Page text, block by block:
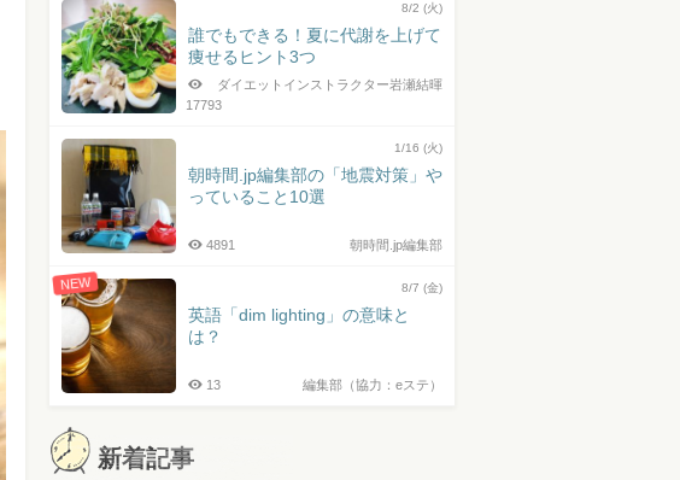
8/2 (火)
誰でもできる！夏に代謝を上げて
痩せるヒント3つ
ダイエットインストラクター岩瀬結暉
17793
1/16 (火)
朝時間.jp編集部の「地震対策」や
っていること10選
朝時間.jp編集部
4891
NEW 8/7 (金)
英語「dim lighting」の意味と
は？
編集部（協力：eステ）
13
新着記事